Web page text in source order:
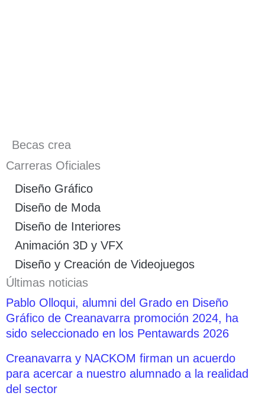
Becas crea
Carreras Oficiales
Diseño Gráfico
Diseño de Moda
Diseño de Interiores
Animación 3D y VFX
Diseño y Creación de Videojuegos
Últimas noticias
Pablo Olloqui, alumni del Grado en Diseño
Gráfico de Creanavarra promoción 2024, ha
sido seleccionado en los Pentawards 2026
Creanavarra y NACKOM firman un acuerdo
para acercar a nuestro alumnado a la realidad
del sector